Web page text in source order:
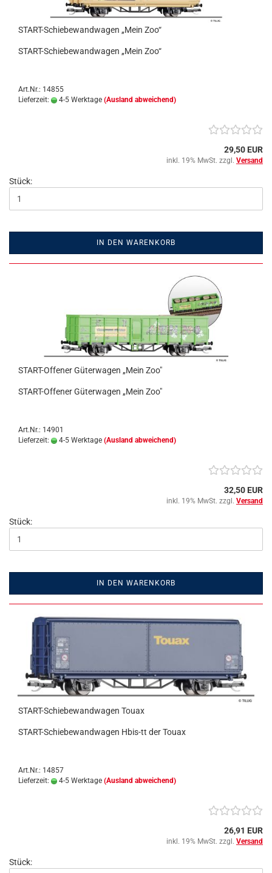
START-Schiebewandwagen „Mein Zoo“
START-Schiebewandwagen „Mein Zoo“
Art.Nr.: 14855
Lieferzeit:
4-5 Werktage (Ausland abweichend)
29,50 EUR
inkl. 19% MwSt. zzgl. Versand
Stück:
IN DEN WARENKORB
START-Offener Güterwagen „Mein Zoo"
START-Offener Güterwagen „Mein Zoo"
Art.Nr.: 14901
Lieferzeit:
4-5 Werktage (Ausland abweichend)
32,50 EUR
inkl. 19% MwSt. zzgl. Versand
Stück:
IN DEN WARENKORB
START-Schiebewandwagen Touax
START-Schiebewandwagen Hbis-tt der Touax
Art.Nr.: 14857
Lieferzeit:
4-5 Werktage (Ausland abweichend)
26,91 EUR
inkl. 19% MwSt. zzgl. Versand
Stück: